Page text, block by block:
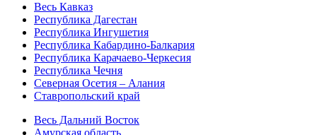
Весь Кавказ
Республика Дагестан
Республика Ингушетия
Республика Кабардино-Балкария
Республика Карачаево-Черкесия
Республика Чечня
Северная Осетия – Алания
Ставропольский край
Весь Дальний Восток
Амурская область